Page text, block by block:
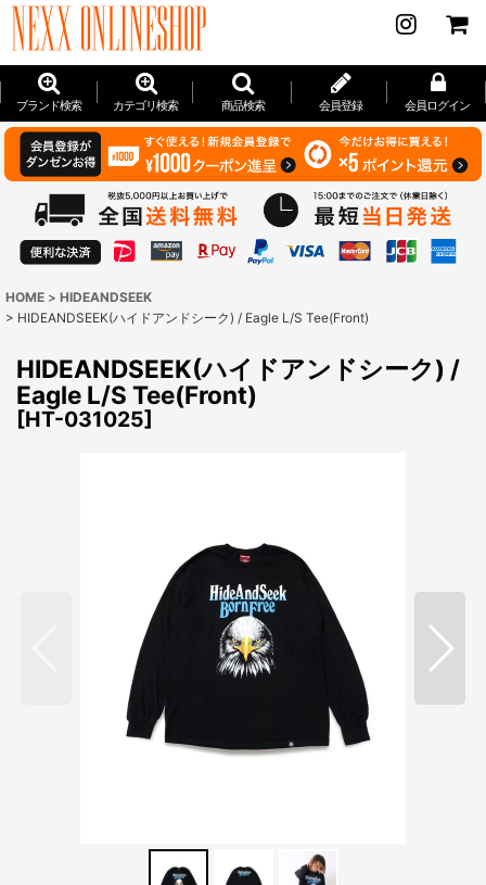
ブランド検索 カテゴリ検索 商品検索 会員登録 会員ログイン
HOME > HIDEANDSEEK
> HIDEANDSEEK(ハイドアンドシーク) / Eagle L/S Tee(Front)
HIDEANDSEEK(ハイドアンドシーク) /
Eagle L/S Tee(Front)
[HT-031025]